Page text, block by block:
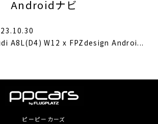
Androidナビ
A8L(D4) W12 x FPZdesign Androi...
ピーピーカーズ